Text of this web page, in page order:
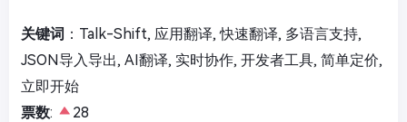
关键词 ：Talk-Shift, 应用翻译, 快速翻译, 多语言支持,
JSON导入导出, AI翻译, 实时协作, 开发者工具, 简单定价,
立即开始
票数:
28